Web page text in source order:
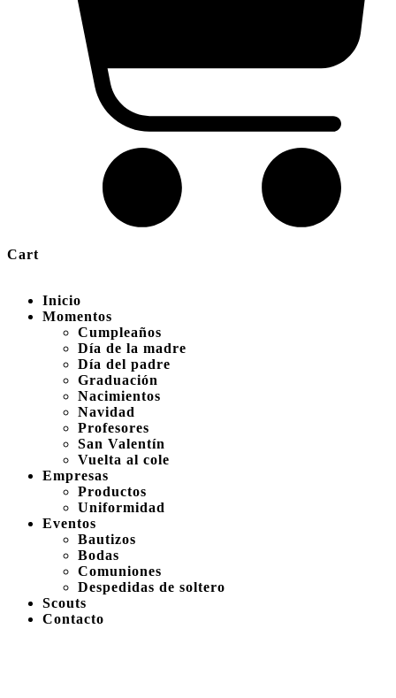
Cart
Inicio
Momentos
Cumpleaños
Día de la madre
Día del padre
Graduación
Nacimientos
Navidad
Profesores
San Valentín
Vuelta al cole
Empresas
Productos
Uniformidad
Eventos
Bautizos
Bodas
Comuniones
Despedidas de soltero
Scouts
Contacto